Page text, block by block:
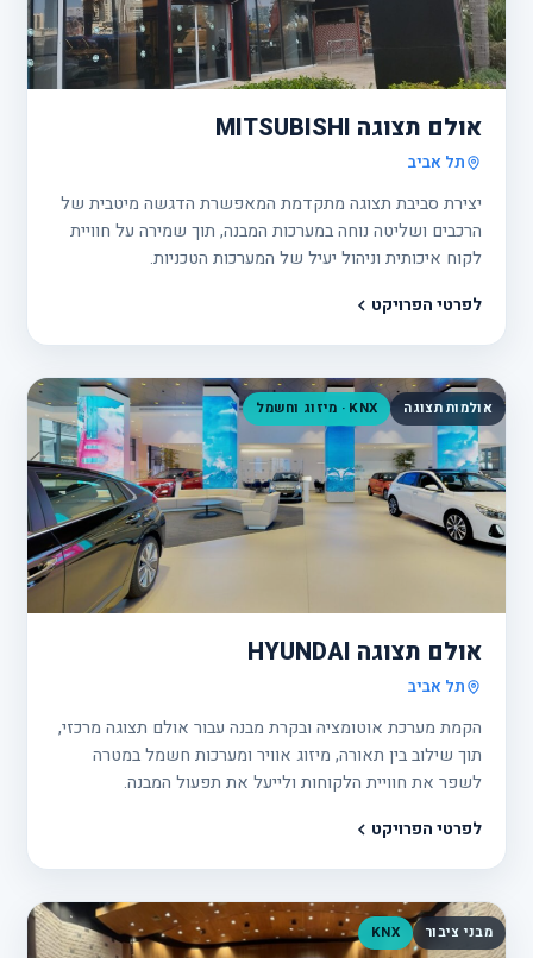
אולם תצוגה MITSUBISHI
תל אביב
יצירת סביבת תצוגה מתקדמת המאפשרת הדגשה מיטבית של
הרכבים ושליטה נוחה במערכות המבנה, תוך שמירה על חוויית
לקוח איכותית וניהול יעיל של המערכות הטכניות.
לפרטי הפרויקט
אולמות תצוגה KNX · מיזוג וחשמל
אולם תצוגה HYUNDAI
תל אביב
הקמת מערכת אוטומציה ובקרת מבנה עבור אולם תצוגה מרכזי,
תוך שילוב בין תאורה, מיזוג אוויר ומערכות חשמל במטרה
לשפר את חוויית הלקוחות ולייעל את תפעול המבנה.
לפרטי הפרויקט
מבני ציבור KNX